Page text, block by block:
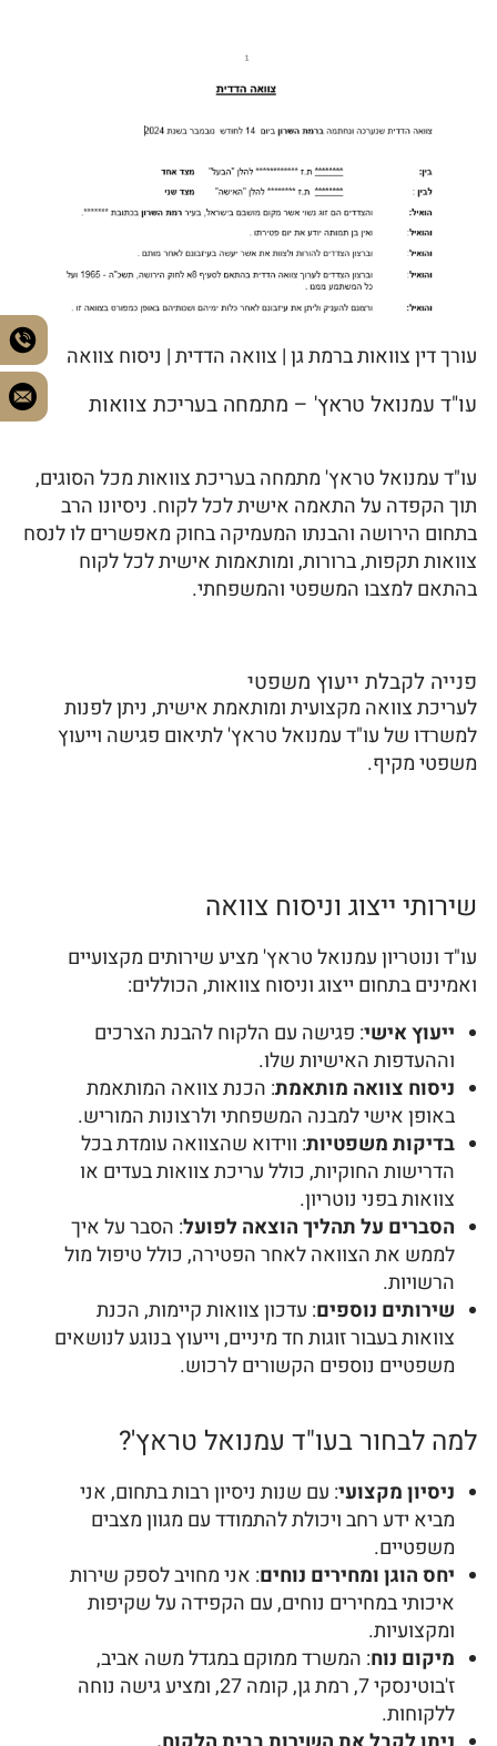
עורך דין צוואות ברמת גן | צוואה הדדית | ניסוח צוואה
עו"ד עמנואל טראץ' – מתמחה בעריכת צוואות
עו"ד עמנואל טראץ' מתמחה בעריכת צוואות מכל הסוגים,
תוך הקפדה על התאמה אישית לכל לקוח. ניסיונו הרב
בתחום הירושה והבנתו המעמיקה בחוק מאפשרים לו לנסח
צוואות תקפות, ברורות, ומותאמות אישית לכל לקוח
בהתאם למצבו המשפטי והמשפחתי.
פנייה לקבלת ייעוץ משפטי
לעריכת צוואה מקצועית ומותאמת אישית, ניתן לפנות
למשרדו של עו"ד עמנואל טראץ' לתיאום פגישה וייעוץ
משפטי מקיף.
שירותי ייצוג וניסוח צוואה
עו"ד ונוטריון עמנואל טראץ' מציע שירותים מקצועיים
ואמינים בתחום ייצוג וניסוח צוואות, הכוללים:
ייעוץ אישי: פגישה עם הלקוח להבנת הצרכים
וההעדפות האישיות שלו.
ניסוח צוואה מותאמת: הכנת צוואה המותאמת
באופן אישי למבנה המשפחתי ולרצונות המוריש.
בדיקות משפטיות: ווידוא שהצוואה עומדת בכל
הדרישות החוקיות, כולל עריכת צוואות בעדים או
צוואות בפני נוטריון.
הסברים על תהליך הוצאה לפועל: הסבר על איך
לממש את הצוואה לאחר הפטירה, כולל טיפול מול
הרשויות.
שירותים נוספים: עדכון צוואות קיימות, הכנת
צוואות בעבור זוגות חד מיניים, וייעוץ בנוגע לנושאים
משפטיים נוספים הקשורים לרכוש.
למה לבחור בעו"ד עמנואל טראץ'?
ניסיון מקצועי: עם שנות ניסיון רבות בתחום, אני
מביא ידע רחב ויכולת להתמודד עם מגוון מצבים
משפטיים.
יחס הוגן ומחירים נוחים: אני מחויב לספק שירות
איכותי במחירים נוחים, עם הקפידה על שקיפות
ומקצועיות.
מיקום נוח: המשרד ממוקם במגדל משה אביב,
ז'בוטינסקי 7, רמת גן, קומה 27, ומציע גישה נוחה
ללקוחות.